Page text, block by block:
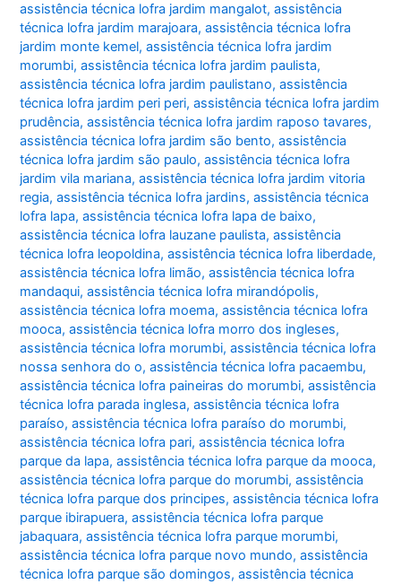
assistência técnica lofra jardim mangalot,assistência
técnica lofra jardim marajoara,assistência técnica lofra
jardim monte kemel,assistência técnica lofra jardim
morumbi,assistência técnica lofra jardim paulista,
assistência técnica lofra jardim paulistano,assistência
técnica lofra jardim peri peri,assistência técnica lofra jardim
prudência,assistência técnica lofra jardim raposo tavares,
assistência técnica lofra jardim são bento,assistência
técnica lofra jardim são paulo,assistência técnica lofra
jardim vila mariana,assistência técnica lofra jardim vitoria
regia,assistência técnica lofra jardins,assistência técnica
lofra lapa,assistência técnica lofra lapa de baixo,
assistência técnica lofra lauzane paulista,assistência
técnica lofra leopoldina,assistência técnica lofra liberdade,
assistência técnica lofra limão,assistência técnica lofra
mandaqui,assistência técnica lofra mirandópolis,
assistência técnica lofra moema,assistência técnica lofra
mooca,assistência técnica lofra morro dos ingleses,
assistência técnica lofra morumbi,assistência técnica lofra
nossa senhora do o,assistência técnica lofra pacaembu,
assistência técnica lofra paineiras do morumbi,assistência
técnica lofra parada inglesa,assistência técnica lofra
paraíso,assistência técnica lofra paraíso do morumbi,
assistência técnica lofra pari,assistência técnica lofra
parque da lapa,assistência técnica lofra parque da mooca,
assistência técnica lofra parque do morumbi,assistência
técnica lofra parque dos principes,assistência técnica lofra
parque ibirapuera,assistência técnica lofra parque
jabaquara,assistência técnica lofra parque morumbi,
assistência técnica lofra parque novo mundo,assistência
técnica lofra parque são domingos,assistência técnica